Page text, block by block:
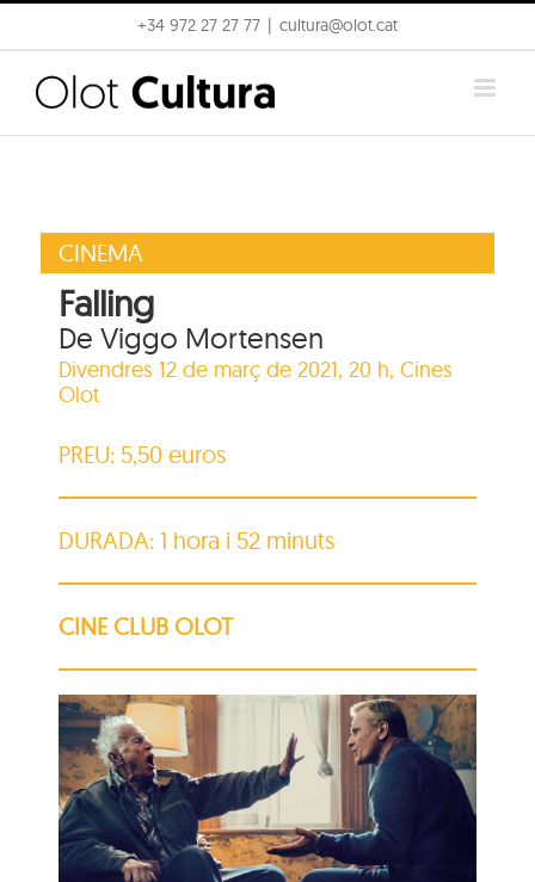
to
content
+34 972 27 27 77 cultura@olot.cat
CINEMA
Falling
De Viggo Mortensen
Divendres 12 de març de 2021, 20 h,Cines
Olot
PREU: 5,50 euros
DURADA: 1 hora i 52 minuts
CINE CLUB OLOT